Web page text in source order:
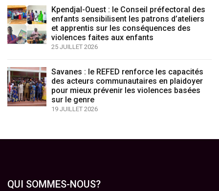
Kpendjal-Ouest : le Conseil préfectoral des
enfants sensibilisent les patrons d’ateliers
et apprentis sur les conséquences des
violences faites aux enfants
25 JUILLET 2026
Savanes : le REFED renforce les capacités
des acteurs communautaires en plaidoyer
pour mieux prévenir les violences basées
sur le genre
19 JUILLET 2026
QUI SOMMES-NOUS?